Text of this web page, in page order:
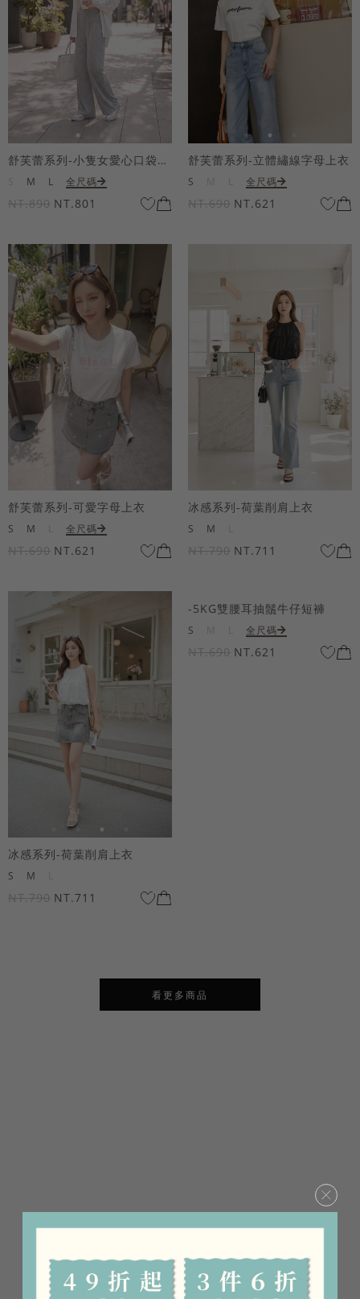
×
舒芙蕾系列-小隻女愛心口袋寬褲
M L 全尺碼
NT.890 NT.801
舒芙蕾系列-立體繡線字母上衣
S 全尺碼
NT.690 NT.621
舒芙蕾系列-可愛字母上衣
S M 全尺碼
NT.690 NT.621
冰感系列-荷葉削肩上衣
S M
NT.790 NT.711
冰感系列-荷葉削肩上衣
S M
NT.790 NT.711
-5KG雙腰耳抽鬚牛仔短褲
S 全尺碼
NT.690 NT.621
看更多商品